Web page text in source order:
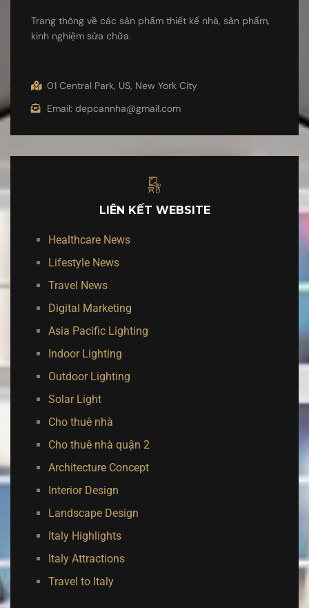
Trang thông về các sản phẩm thiết kế nhà, sản phẩm,
kinh nghiệm sửa chữa.
01 Central Park, US, New York City
Email: depcannha@gmail.com
LIÊN KẾT WEBSITE
Healthcare News
Lifestyle News
Travel News
Digital Marketing
Asia Pacific Lighting
Indoor Lighting
Outdoor Lighting
Solar Light
Cho thuê nhà
Cho thuê nhà quận 2
Architecture Concept
Interior Design
Landscape Design
Italy Highlights
Italy Attractions
Travel to Italy